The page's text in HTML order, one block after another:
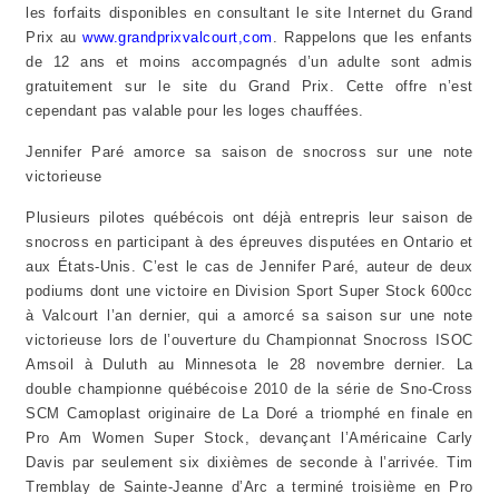
les forfaits disponibles en consultant le site Internet du Grand
Prix auwww.grandprixvalcourt,com . Rappelons que les enfants
de 12 ans et moins accompagnés d’un adulte sont admis
gratuitement sur le site du Grand Prix. Cette offre n’est
cependant pas valable pour les loges chauffées.
Jennifer Paré amorce sa saison de snocross sur une note
victorieuse
Plusieurs pilotes québécois ont déjà entrepris leur saison de
snocross en participant à des épreuves disputées en Ontario et
aux États-Unis. C’est le cas de Jennifer Paré, auteur de deux
podiums dont une victoire en Division Sport Super Stock 600cc
à Valcourt l’an dernier, qui a amorcé sa saison sur une note
victorieuse lors de l’ouverture du Championnat Snocross ISOC
Amsoil à Duluth au Minnesota le 28 novembre dernier. La
double championne québécoise 2010 de la série de Sno-Cross
SCM Camoplast originaire de La Doré a triomphé en finale en
Pro Am Women Super Stock, devançant l’Américaine Carly
Davis par seulement six dixièmes de seconde à l’arrivée. Tim
Tremblay de Sainte-Jeanne d’Arc a terminé troisième en Pro